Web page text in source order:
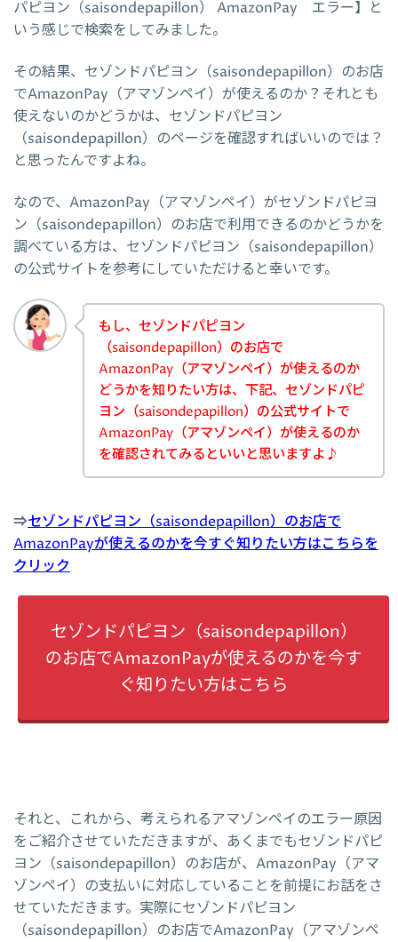
パピヨン（saisondepapillon） AmazonPay エラー】と
いう感じで検索をしてみました。
その結果、セゾンドパピヨン（saisondepapillon）のお店
でAmazonPay（アマゾンペイ）が使えるのか？それとも
使えないのかどうかは、セゾンドパピヨン
（saisondepapillon）のページを確認すればいいのでは？
と思ったんですよね。
なので、AmazonPay（アマゾンペイ）がセゾンドパピヨ
ン（saisondepapillon）のお店で利用できるのかどうかを
調べている方は、セゾンドパピヨン（saisondepapillon）
の公式サイトを参考にしていただけると幸いです。
もし、セゾンドパピヨン
（saisondepapillon）のお店で
AmazonPay（アマゾンペイ）が使えるのか
どうかを知りたい方は、下記、セゾンドパピ
ヨン（saisondepapillon）の公式サイトで
AmazonPay（アマゾンペイ）が使えるのか
を確認されてみるといいと思いますよ♪
⇒セゾンドパピヨン（saisondepapillon）のお店で
AmazonPayが使えるのかを今すぐ知りたい方はこちらを
クリック
セゾンドパピヨン（saisondepapillon）
のお店でAmazonPayが使えるのかを今す
ぐ知りたい方はこちら
それと、これから、考えられるアマゾンペイのエラー原因
をご紹介させていただきますが、あくまでもセゾンドパピ
ヨン（saisondepapillon）のお店が、AmazonPay（アマ
ゾンペイ）の支払いに対応していることを前提にお話をさ
せていただきます。実際にセゾンドパピヨン
（saisondepapillon）のお店でAmazonPay（アマゾンペ